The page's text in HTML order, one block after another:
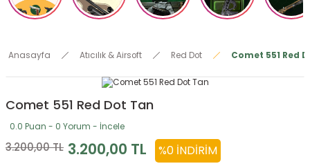
Anasayfa Atıcılık & Airsoft Red Dot Comet 551 Red
Comet 551 Red Dot Tan
0.0 Puan - 0 Yorum - İncele
3.200,00 TL 3.200,00 TL %0 İNDIRIM